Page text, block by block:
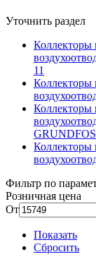
Уточнить раздел
Коллекторы
11
Коллекторы
Коллекторы
GRUNDFOS
Коллекторы
Фильтр по
Розничная цена
От
Показать
Сбросить